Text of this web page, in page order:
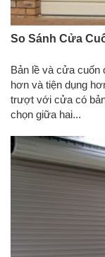
So Sánh Cửa
Bản lề và cửa cuốn
hơn và tiện dụng
trượt với cửa có
chọn giữa hai...